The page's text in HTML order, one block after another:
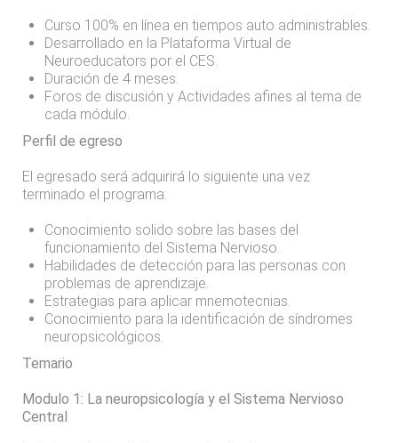
Curso 100% en línea en tiempos auto administrables.
Desarrollado en la Plataforma Virtual de
Neuroeducators por el CES.
Duración de 4 meses.
Foros de discusión y Actividades afines al tema de
cada módulo.
Perfil de egreso
El egresado será adquirirá lo siguiente una vez
terminado el programa:
Conocimiento solido sobre las bases del
funcionamiento del Sistema Nervioso.
Habilidades de detección para las personas con
problemas de aprendizaje.
Estrategias para aplicar mnemotecnias.
Conocimiento para la identificación de síndromes
neuropsicológicos.
Temario
Modulo 1: La neuropsicología y el Sistema Nervioso
Central